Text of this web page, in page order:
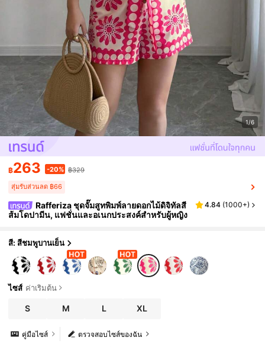
1/6
฿263 -20% ฿329
สุ่มรับส่วนลด ฿66
Rafferiza ชุดจั๊มสูทพิมพ์ลายดอกไม้ดิจิทัลสี
ส้มโดปามีน, แฟชั่นและอเนกประสงค์สำหรับผู้หญิง
4.84 (1000+)
สี: สีชมพูบานเย็น
ไซส์ ค่าเริ่มต้น
S M L XL
ตรวจสอบไซส์ของฉัน
คู่มือไซส์